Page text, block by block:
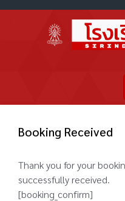
Booking Received
Thank you for your
successfully received.
[booking_confirm]